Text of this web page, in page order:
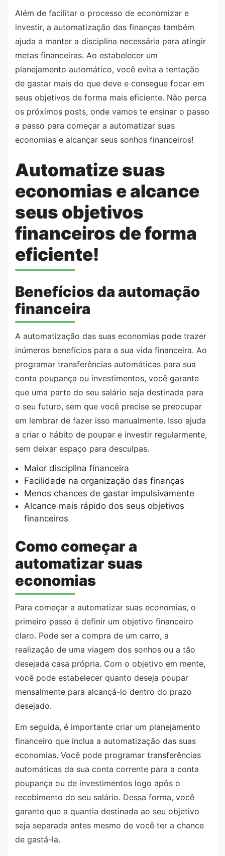
Além de facilitar o processo de economizar e
investir, a automatização das finanças também
ajuda a manter a disciplina necessária para atingir
metas financeiras. Ao estabelecer um
planejamento automático, você evita a tentação
de gastar mais do que deve e consegue focar em
seus objetivos de forma mais eficiente. Não perca
os próximos posts, onde vamos te ensinar o passo
a passo para começar a automatizar suas
economias e alcançar seus sonhos financeiros!
Automatize suas
economias e alcance
seus objetivos
financeiros de forma
eficiente!
Benefícios da automação
financeira
A automatização das suas economias pode trazer
inúmeros benefícios para a sua vida financeira. Ao
programar transferências automáticas para sua
conta poupança ou investimentos, você garante
que uma parte do seu salário seja destinada para
o seu futuro, sem que você precise se preocupar
em lembrar de fazer isso manualmente. Isso ajuda
a criar o hábito de poupar e investir regularmente,
sem deixar espaço para desculpas.
Maior disciplina financeira
Facilidade na organização das finanças
Menos chances de gastar impulsivamente
Alcance mais rápido dos seus objetivos
financeiros
Como começar a
automatizar suas
economias
Para começar a automatizar suas economias, o
primeiro passo é definir um objetivo financeiro
claro. Pode ser a compra de um carro, a
realização de uma viagem dos sonhos ou a tão
desejada casa própria. Com o objetivo em mente,
você pode estabelecer quanto deseja poupar
mensalmente para alcançá-lo dentro do prazo
desejado.
Em seguida, é importante criar um planejamento
financeiro que inclua a automatização das suas
economias. Você pode programar transferências
automáticas da sua conta corrente para a conta
poupança ou de investimentos logo após o
recebimento do seu salário. Dessa forma, você
garante que a quantia destinada ao seu objetivo
seja separada antes mesmo de você ter a chance
de gastá-la.